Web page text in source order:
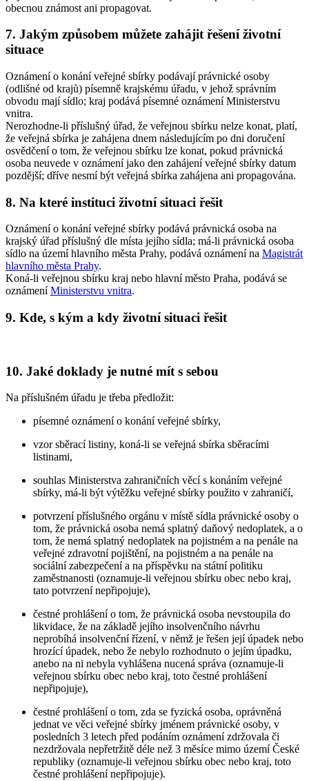
obecnou známost ani propagovat.
7. Jakým způsobem můžete zahájit řešení životní
situace
Oznámení o konání veřejné sbírky podávají právnické osoby
(odlišné od krajů) písemně krajskému úřadu, v jehož správním
obvodu mají sídlo; kraj podává písemné oznámení Ministerstvu
vnitra.
Nerozhodne-li příslušný úřad, že veřejnou sbírku nelze konat, platí,
že veřejná sbírka je zahájena dnem následujícím po dni doručení
osvědčení o tom, že veřejnou sbírku lze konat, pokud právnická
osoba neuvede v oznámení jako den zahájení veřejné sbírky datum
pozdější; dříve nesmí být veřejná sbírka zahájena ani propagována.
8. Na které instituci životní situaci řešit
Oznámení o konání veřejné sbírky podává právnická osoba na
krajský úřad příslušný dle místa jejího sídla; má-li právnická osoba
sídlo na území hlavního města Prahy, podává oznámení na Magistrát
hlavního města Prahy.
Koná-li veřejnou sbírku kraj nebo hlavní město Praha, podává se
oznámeníMinisterstvu vnitra.
9. Kde, s kým a kdy životní situaci řešit
10. Jaké doklady je nutné mít s sebou
Na příslušném úřadu je třeba předložit:
písemné oznámení o konání veřejné sbírky,
vzor sběrací listiny, koná-li se veřejná sbírka sběracími
listinami,
souhlas Ministerstva zahraničních věcí s konáním veřejné
sbírky, má-li být výtěžku veřejné sbírky použito v zahraničí,
potvrzení příslušného orgánu v místě sídla právnické osoby o
tom, že právnická osoba nemá splatný daňový nedoplatek, a o
tom, že nemá splatný nedoplatek na pojistném a na penále na
veřejné zdravotní pojištění, na pojistném a na penále na
sociální zabezpečení a na příspěvku na státní politiku
zaměstnanosti (oznamuje-li veřejnou sbírku obec nebo kraj,
tato potvrzení nepřipojuje),
čestné prohlášení o tom, že právnická osoba nevstoupila do
likvidace, že na základě jejího insolvenčního návrhu
neprobíhá insolvenční řízení, v němž je řešen její úpadek nebo
hrozící úpadek, nebo že nebylo rozhodnuto o jejím úpadku,
anebo na ni nebyla vyhlášena nucená správa (oznamuje-li
veřejnou sbírku obec nebo kraj, toto čestné prohlášení
nepřipojuje),
čestné prohlášení o tom, zda se fyzická osoba, oprávněná
jednat ve věci veřejné sbírky jménem právnické osoby, v
posledních 3 letech před podáním oznámení zdržovala či
nezdržovala nepřetržitě déle než 3 měsíce mimo území České
republiky (oznamuje-li veřejnou sbírku obec nebo kraj, toto
čestné prohlášení nepřipojuje).